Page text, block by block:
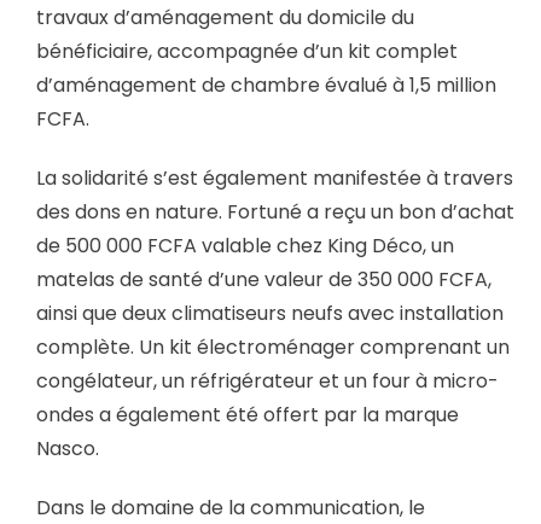
travaux d’aménagement du domicile du
bénéficiaire, accompagnée d’un kit complet
d’aménagement de chambre évalué à 1,5 million
FCFA.
La solidarité s’est également manifestée à travers
des dons en nature. Fortuné a reçu un bon d’achat
de 500 000 FCFA valable chez King Déco, un
matelas de santé d’une valeur de 350 000 FCFA,
ainsi que deux climatiseurs neufs avec installation
complète. Un kit électroménager comprenant un
congélateur, un réfrigérateur et un four à micro-
ondes a également été offert par la marque
Nasco.
Dans le domaine de la communication, le